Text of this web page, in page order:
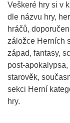
Veškeré hry si v
dle názvu hry,
hráčů,
záložce Herních
západ, fantasy,
post-
starověk,
sekci Herní
hry.